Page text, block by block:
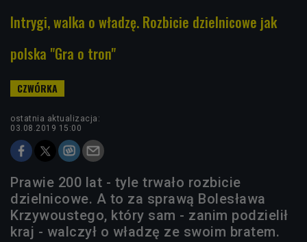
Intrygi, walka o władzę. Rozbicie dzielnicowe jak
polska "Gra o tron"
ostatnia aktualizacja:
03.08.2019 15:00
Prawie 200 lat - tyle trwało rozbicie
dzielnicowe. A to za sprawą Bolesława
Krzywoustego, który sam - zanim podzielił
kraj - walczył o władzę ze swoim bratem.